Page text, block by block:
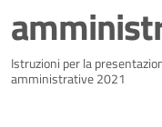
Dettagli
Istruzioni per la
amministrative 2021